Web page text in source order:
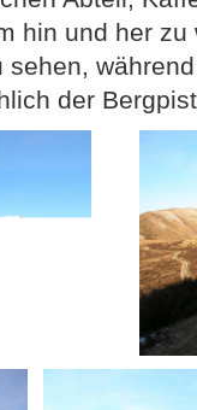
hin und her zu
sehen,
der